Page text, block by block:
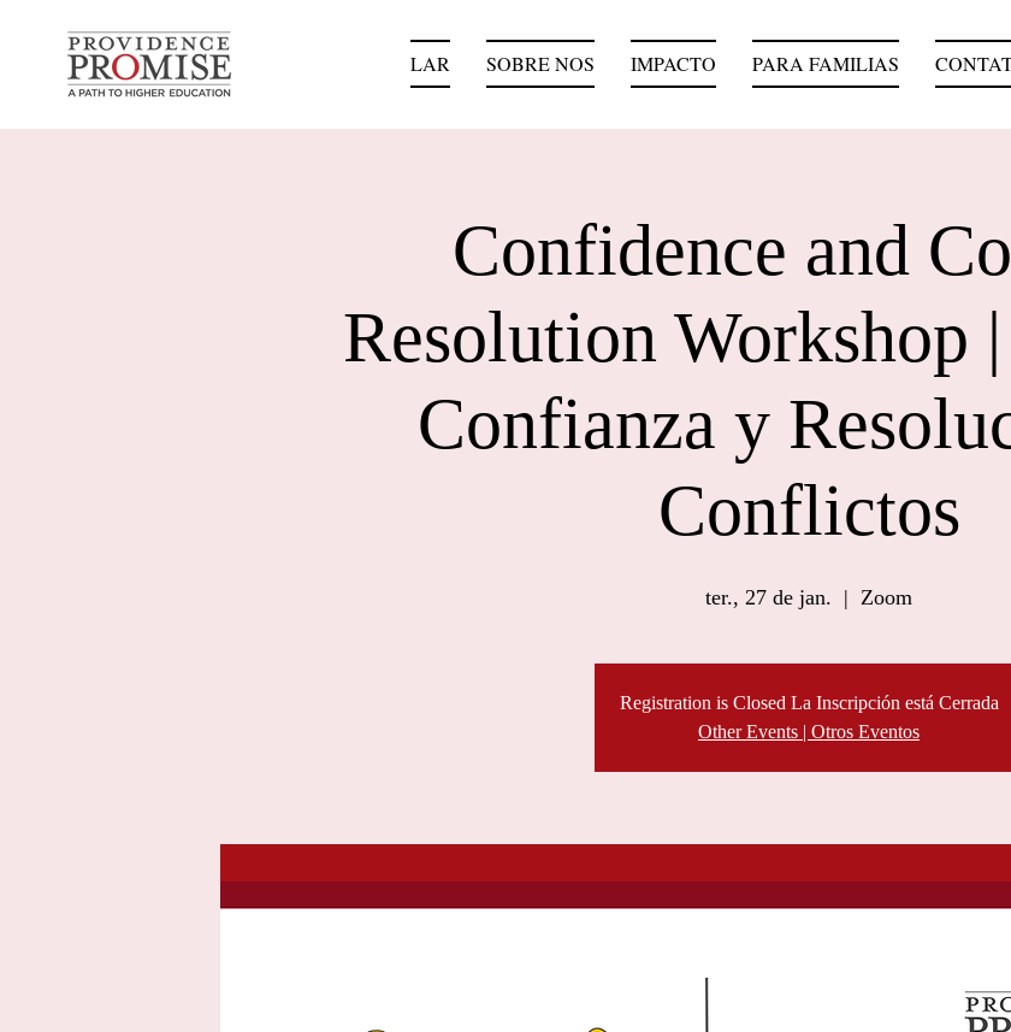
LAR SOBRE NOS IMPACTO PARA FAMILIAS
Confidence and
Resolution Workshop
Confianza y
Conflictos
ter., 27 de jan.
  |
Zoom
Registration is Closed La Inscripción está Cerrada
Other Events | Otros Eventos